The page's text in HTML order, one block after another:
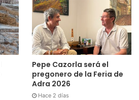
Pepe Cazorla será el
pregonero de la Feria de
Adra 2026
Hace 2 días